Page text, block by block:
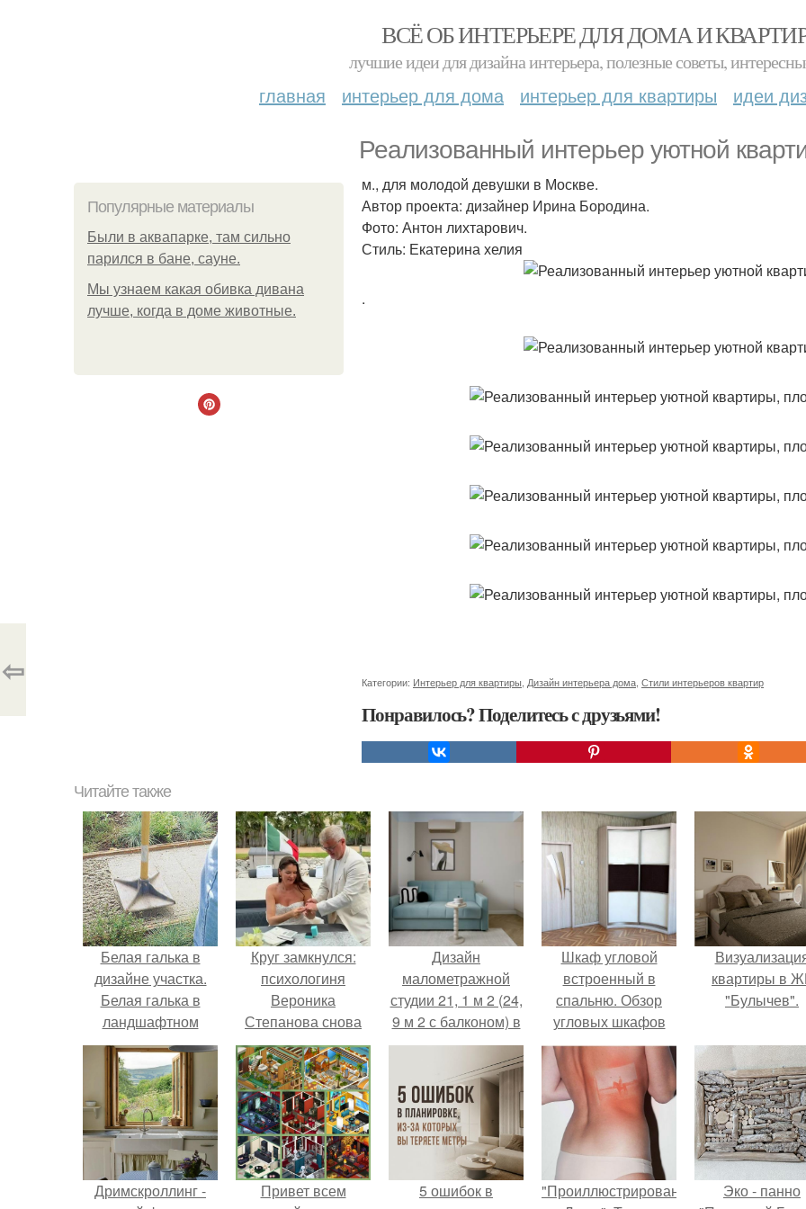
ВСЁ ОБ ИНТЕРЬЕРЕ ДЛЯ ДОМА И
лучшие идеи для дизайна интерьера, полезные советы,
главная интерьер для дома интерьер для квартиры идеи
Реализованный интерьер уютной
Популярные материалы
Были в аквапарке, там сильно
парился в бане, сауне.
Мы узнаем какая обивка дивана
лучше, когда в доме животные.
м., для молодой девушки в Москве.
Автор проекта: дизайнер Ирина Бородина.
Фото: Антон лихтарович.
Стиль: Екатерина хелия
.
Категории: Интерьер для квартиры Дизайн интерьера дома Стили интерьеров квартир
Понравилось? Поделитесь с друзьями!
⇦
Читайте также
Белая галька в
дизайне участка.
Белая галька в
ландшафтном
дизайне
Круг замкнулся:
психологиня
Вероника
Степанова снова
вышла замуж за
собственного
бывшего мужа.
Дизайн
малометражной
студии 21, 1 м 2 (24,
9 м 2 с балконом) в
Краснодаре.
Шкаф угловой
встроенный в
спальню. Обзор
угловых шкафов
для спальни, и
фото
существующих
вариантов
квартиры в
"Булычев".
Дримскроллинг -
Привет всем
5 ошибок в
"Проиллюстрированные
Эко - панно